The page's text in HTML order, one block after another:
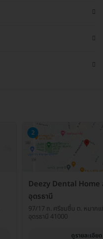
2
Deezy Dental Home
อุดรธานี
97/17 ถ. ศรีชมชื่น ต. หมากแ
อุดรธานี 41000
ดูรายละเอียด